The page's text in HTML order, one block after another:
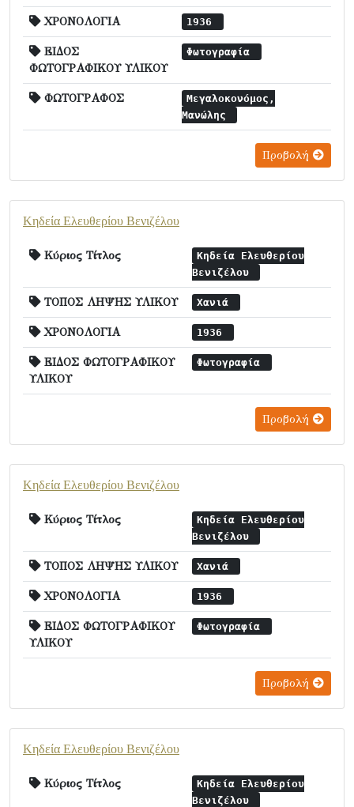
ΧΡΟΝΟΛΟΓΙΑ 1936
ΕΙΔΟΣ
ΦΩΤΟΓΡΑΦΙΚΟΥ ΥΛΙΚΟΥ
Φωτογραφία
ΦΩΤΟΓΡΑΦΟΣ
Μεγαλοκονόμος,
Μανώλης
Προβολή
Κηδεία Ελευθερίου Βενιζέλου
Κύριος Τίτλος
Κηδεία Ελευθερίου
Βενιζέλου
ΤΟΠΟΣ ΛΗΨΗΣ ΥΛΙΚΟΥ Χανιά
ΧΡΟΝΟΛΟΓΙΑ 1936
ΕΙΔΟΣ ΦΩΤΟΓΡΑΦΙΚΟΥ
ΥΛΙΚΟΥ
Φωτογραφία
Προβολή
Κηδεία Ελευθερίου Βενιζέλου
Κύριος Τίτλος
Κηδεία Ελευθερίου
Βενιζέλου
ΤΟΠΟΣ ΛΗΨΗΣ ΥΛΙΚΟΥ Χανιά
ΧΡΟΝΟΛΟΓΙΑ 1936
ΕΙΔΟΣ ΦΩΤΟΓΡΑΦΙΚΟΥ
ΥΛΙΚΟΥ
Φωτογραφία
Προβολή
Κηδεία Ελευθερίου Βενιζέλου
Κύριος Τίτλος
Κηδεία Ελευθερίου
Βενιζέλου